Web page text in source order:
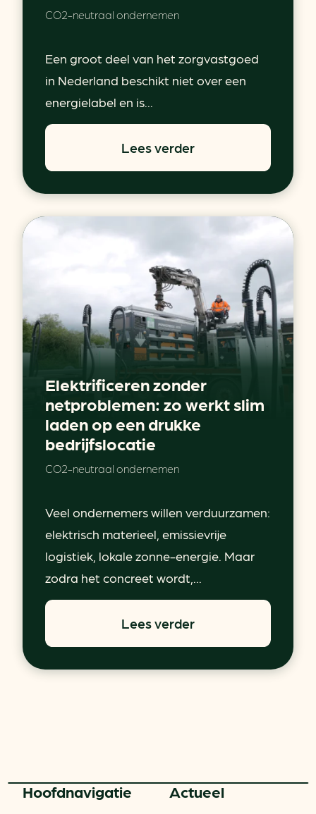
CO2-neutraal ondernemen
Een groot deel van het zorgvastgoed
in Nederland beschikt niet over een
energielabel en is...
Lees verder
Elektrificeren zonder
netproblemen: zo werkt slim
laden op een drukke
bedrijfslocatie
CO2-neutraal ondernemen
Veel ondernemers willen verduurzamen:
elektrisch materieel, emissievrije
logistiek, lokale zonne-energie. Maar
zodra het concreet wordt,...
Lees verder
Hoofd­navigatie Actueel